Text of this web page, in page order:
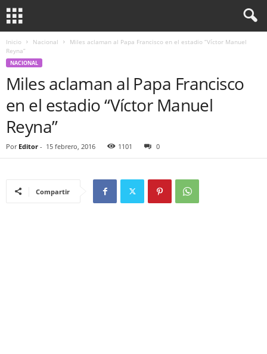
Inicio Nacional
Miles aclaman al Papa Francisco en el estadio “Víctor Manuel
Reyna”
NACIONAL
Miles aclaman al Papa Francisco
en el estadio “Víctor Manuel
Reyna”
Por Editor - 15 febrero, 2016 1101 0
Compartir